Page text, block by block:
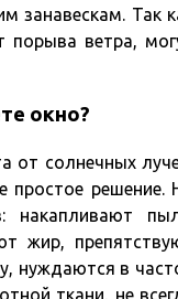
занавескам. Так
порыва ветра,
окно?
от солнечных
простое решение.
накапливают
жир,
нуждаются в
ткани, не